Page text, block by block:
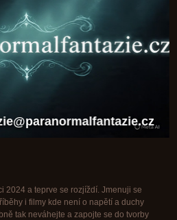
2024 a teprve se rozjíždí. Jmenuji se
i filmy kde není o napětí a duchy
tak neváhejte a zapojte se do tvorby